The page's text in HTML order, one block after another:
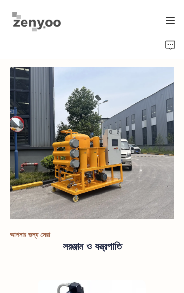
আপনার জন্য সেরা
সরঞ্জাম ও যন্ত্রপাতি
ফ্লুইড কন্ট্রোল
হার্ডওয়্যার ফিক্সিং/ইরিগেশন
নিউ এনার্জি প্রোডাক্ট
ইকুইপমেন্ট এবং মেশিনারি
চিপস/ট্রান্সমিটার ও গেজ